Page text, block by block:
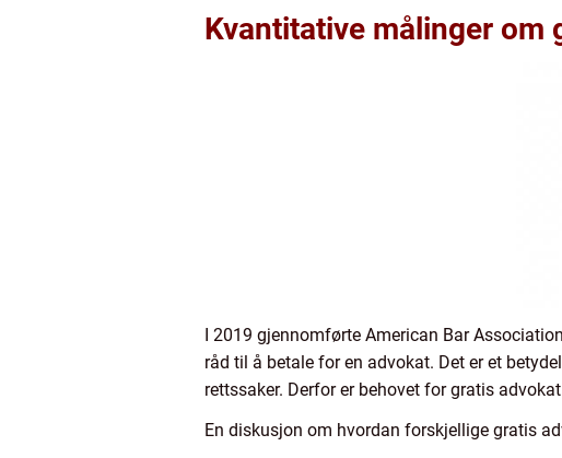
Kvantitative målinger om
I 2019 gjennomførte American Bar
råd til å betale for en advokat. Det er et
rettssaker. Derfor er behovet for gratis
En diskusjon om hvordan forskjellige gratis